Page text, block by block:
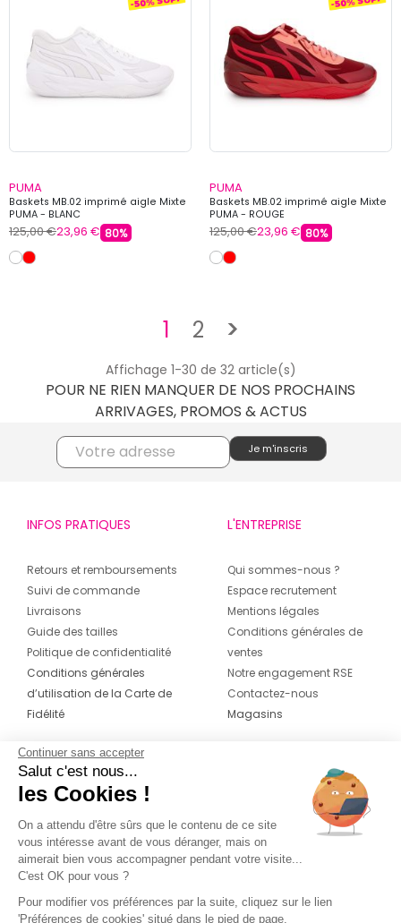
PUMA
Baskets MB.02 imprimé aigle Mixte
PUMA - BLANC
125,00 €23,96 € 80%
PUMA
Baskets MB.02 imprimé aigle Mixte
PUMA - ROUGE
125,00 €23,96 € 80%
1 2 >
Affichage 1-30 de 32 article(s)
POUR NE RIEN MANQUER DE NOS PROCHAINS
ARRIVAGES, PROMOS & ACTUS
INFOS PRATIQUES
Retours et remboursements
Suivi de commande
Livraisons
Guide des tailles
Politique de confidentialité
Conditions générales
d’utilisation de la Carte de
Fidélité
L'ENTREPRISE
Qui sommes-nous ?
Espace recrutement
Mentions légales
Conditions générales de
ventes
Notre engagement RSE
Contactez-nous
Magasins
CONTACT
04 42 20 78 42
Du lundi au jeudi de 8h30 à 16h30 & le
vendredi de 8h30 à 15h30
Continuer sans accepter
Salut c'est nous...
les Cookies !
On a attendu d'être sûrs que le contenu de ce site
vous intéresse avant de vous déranger, mais on
aimerait bien vous accompagner pendant votre visite...
C'est OK pour vous ?
Pour modifier vos préférences par la suite, cliquez sur le lien
'Préférences de cookies' situé dans le pied de page.